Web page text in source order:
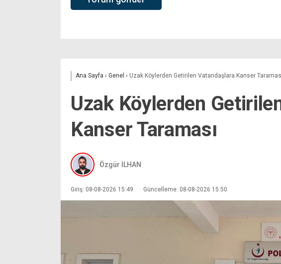
Ana Sayfa › Genel › Uzak Köylerden Getirilen Vatandaşlara Kanser
Uzak Köylerden
Kanser Taraması
Özgür İLHAN
Giriş: 08-08-2026 15:49 Güncelleme: 08-08-2026 15:50